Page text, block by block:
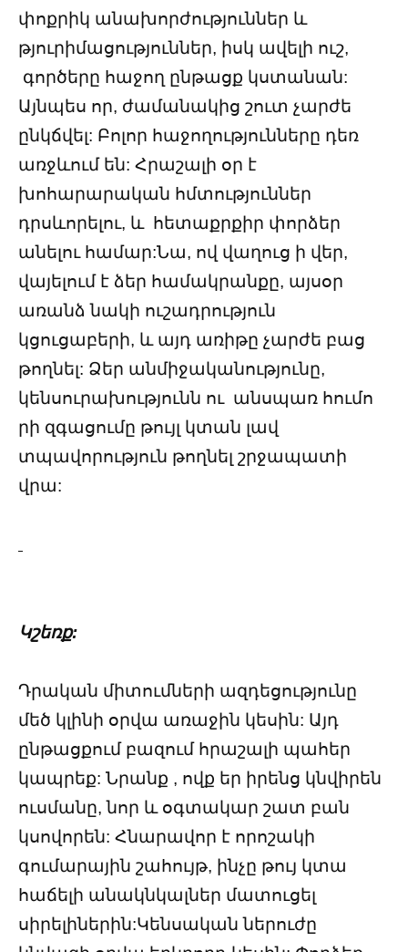
փոքրիկ անախորժություններ և
թյուրիմացություններ, իսկ ավելի ուշ,
գործերը հաջող ընթացք կստանան:
Այնպես որ, ժամանակից շուտ չարժե
ընկճվել: Բոլոր հաջողությունները դեռ
առջևում են: Հրաշալի օր է
խոհարարական հմտություններ
դրսևորելու, և հետաքրքիր փորձեր
անելու համար:Նա, ով վաղուց ի վեր,
վայելում է ձեր համակրանքը, այսօր
առանձ նակի ուշադրություն
կցուցաբերի, և այդ առիթը չարժե բաց
թողնել: Ձեր անմիջականությունը,
կենսուրախությունն ու անսպառ հումո
րի զգացումը թույլ կտան լավ
տպավորություն թողնել շրջապատի
վրա:
Կշեռք:
Դրական միտումների ազդեցությունը
մեծ կլինի օրվա առաջին կեսին: Այդ
ընթացքում բազում հրաշալի պահեր
կապրեք: Նրանք , ովք եր իրենց կնվիրեն
ուսմանը, նոր և օգտակար շատ բան
կսովորեն: Հնարավոր է որոշակի
գումարային շահույթ, ինչը թույ կտա
հաճելի անակնկալներ մատուցել
սիրելիներին:Կենսական ներուժը